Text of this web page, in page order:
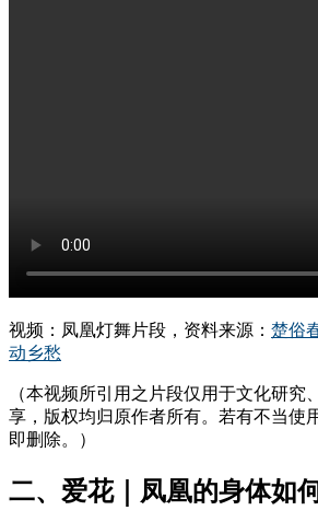
视频：凤凰灯舞片段，资料来源： 楚俗
动乡愁
（本视频所引用之片段仅用于文化研究
享，版权均归原作者所有。若有不当使
即删除。）
二、爱花｜凤凰的身体如